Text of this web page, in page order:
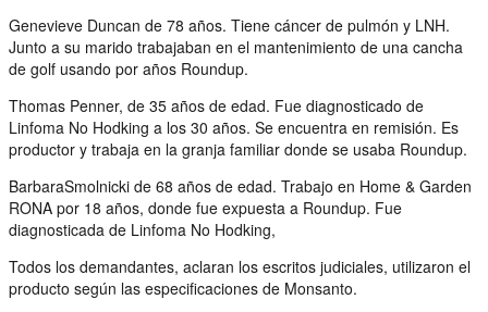
Genevieve Duncan de 78 años. Tiene cáncer de pulmón y LNH.
Junto a su marido trabajaban en el mantenimiento de una cancha
de golf usando por años Roundup.
Thomas Penner, de 35 años de edad. Fue diagnosticado de
Linfoma No Hodking a los 30 años. Se encuentra en remisión. Es
productor y trabaja en la granja familiar donde se usaba Roundup.
BarbaraSmolnicki de 68 años de edad. Trabajo en Home & Garden
RONA por 18 años, donde fue expuesta a Roundup. Fue
diagnosticada de Linfoma No Hodking,
Todos los demandantes, aclaran los escritos judiciales, utilizaron el
producto según las especificaciones de Monsanto.